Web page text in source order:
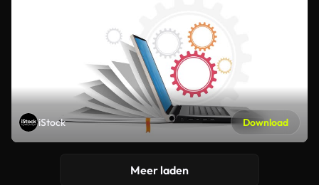
iStock Download
Meer laden